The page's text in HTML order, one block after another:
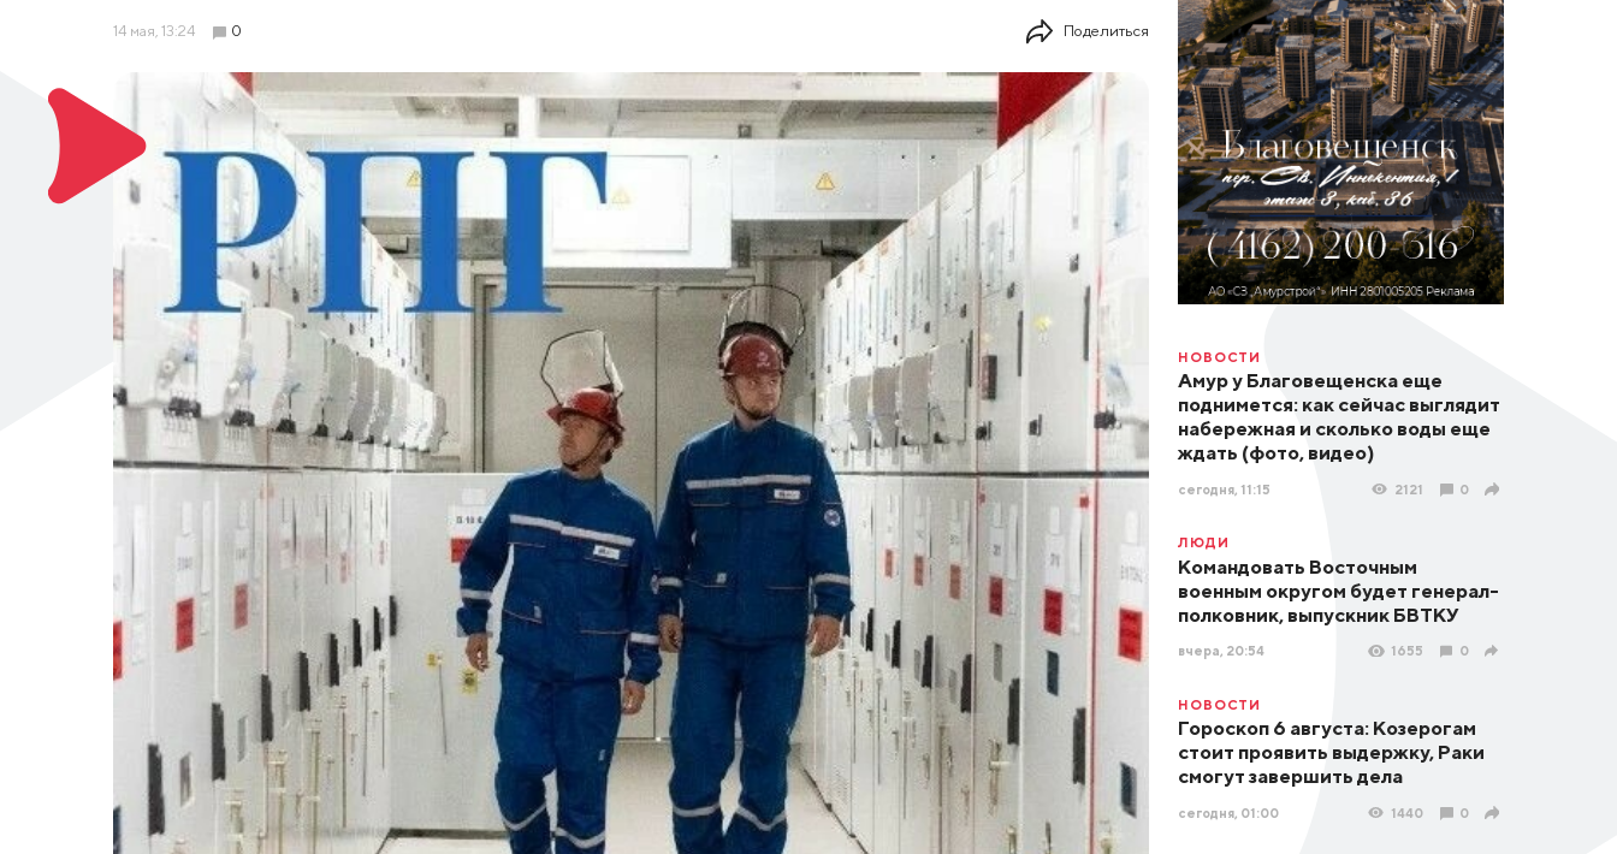
14 мая, 13:24 0 Поделиться
НОВОСТИ
Амур у Благовещенска еще
поднимется: как сейчас выглядит
набережная и сколько воды еще
ждать (фото, видео)
сегодня, 11:15 2121 0
ЛЮДИ
Командовать Восточным
военным округом будет генерал-
полковник, выпускник БВТКУ
вчера, 20:54 1655 0
НОВОСТИ
Гороскоп 6 августа: Козерогам
стоит проявить выдержку, Раки
смогут завершить дела
сегодня, 01:00 1440 0